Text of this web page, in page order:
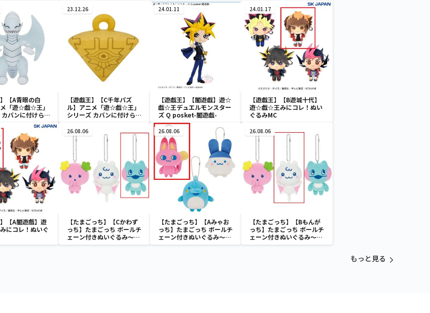
】【A青眼の白
「遊☆戯☆王」
バンに付けられ
23.12.26
【遊戯王】【C千年パズ
ル】アニメ「遊☆戯☆王」
シリーズ カバンに付けられ
24.01.11
【遊戯王】【闇遊戯】遊☆
戯☆王デュエルモンスター
ズ Q posket-闇遊戯-
24.01.17
【遊戯王】【B遊城十代】
遊☆戯☆王みにコレ！ぬい
ぐるみMC
】【A闇遊戲】遊
にコレ！ぬいぐ
26.08.06
【たまごっち】【Cかわず
っち】たまごっち ボールチ
ェーン付きぬいぐるみ～
Tamagotchi Paradise～
26.08.06
【たまごっち】【Aみゃお
っち】たまごっち ボールチ
ェーン付きぬいぐるみ～
Tamagotchi Paradise～
26.08.06
【たまごっち】【Bもんが
っち】たまごっち ボールチ
ェーン付きぬいぐるみ～
Tamagotchi Paradise～
もっと見る